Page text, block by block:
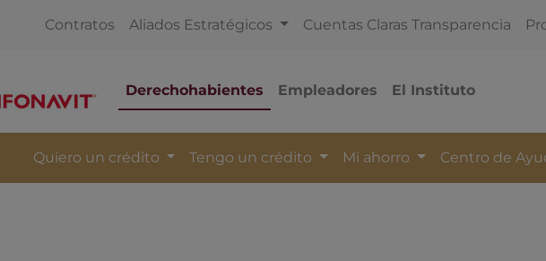
Contratos Aliados Estratégicos Cuentas Claras Transparencia
Derechohabientes Empleadores El Instituto
Quiero un crédito Tengo un crédito Mi ahorro Centro de